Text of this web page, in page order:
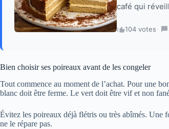
café qui
104 votes ·
Bien choisir ses poireaux avant de les congeler
Tout commence au moment de l’achat. Pour une
blanc doit être ferme. Le vert doit être vif et non
Évitez les poireaux déjà flétris ou très abîmés. Une
ne le répare pas.